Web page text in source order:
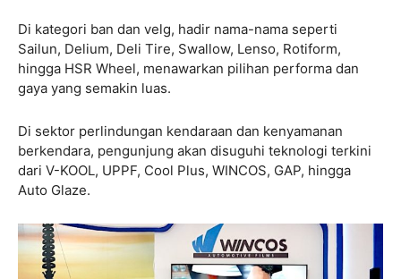
Di kategori ban dan velg, hadir nama-nama seperti
Sailun, Delium, Deli Tire, Swallow, Lenso, Rotiform,
hingga HSR Wheel, menawarkan pilihan performa dan
gaya yang semakin luas.
Di sektor perlindungan kendaraan dan kenyamanan
berkendara, pengunjung akan disuguhi teknologi terkini
dari V-KOOL, UPPF, Cool Plus, WINCOS, GAP, hingga
Auto Glaze.